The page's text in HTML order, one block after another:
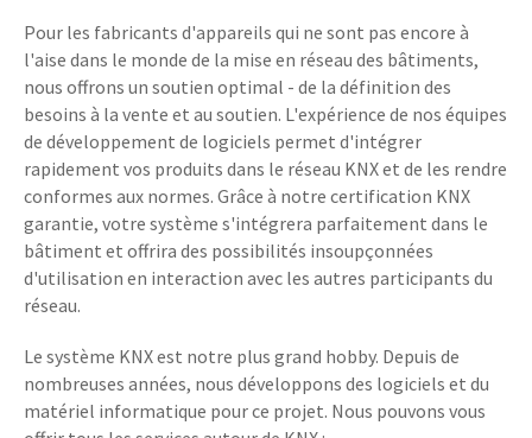
Pour les fabricants d'appareils qui ne sont pas encore à
l'aise dans le monde de la mise en réseau des bâtiments,
nous offrons un soutien optimal - de la définition des
besoins à la vente et au soutien. L'expérience de nos équipes
de développement de logiciels permet d'intégrer
rapidement vos produits dans le réseau KNX et de les rendre
conformes aux normes. Grâce à notre certification KNX
garantie, votre système s'intégrera parfaitement dans le
bâtiment et offrira des possibilités insoupçonnées
d'utilisation en interaction avec les autres participants du
réseau.
Le système KNX est notre plus grand hobby. Depuis de
nombreuses années, nous développons des logiciels et du
matériel informatique pour ce projet. Nous pouvons vous